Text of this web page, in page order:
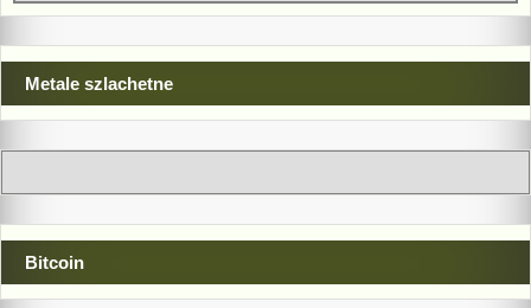
Metale szlachetne
Bitcoin